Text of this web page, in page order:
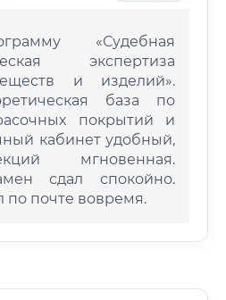
«Судебная
экспертиза
и изделий».
база по
покрытий и
кабинет удобный,
мгновенная.
сдал спокойно.
почте вовремя.